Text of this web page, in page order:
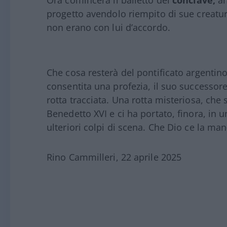
progetto avendolo riempito di sue
non erano con lui d’accordo.
Che cosa resterà del pontificato
consentita una profezia, il suo
rotta tracciata. Una rotta misteriosa,
Benedetto XVI e ci ha portato, finora, in
ulteriori colpi di scena. Che Dio ce la
Rino Cammilleri, 22 aprile 2025